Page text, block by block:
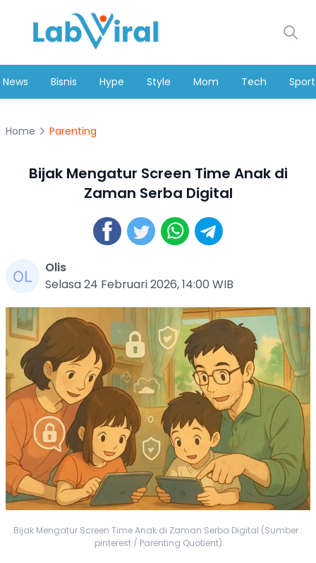
News Bisnis Hype Style Mom Tech Sport
Home Parenting
Bijak Mengatur Screen Time Anak di
Zaman Serba Digital
Olis
Selasa 24 Februari 2026, 14:00 WIB
Bijak Mengatur Screen Time Anak di Zaman Serba Digital (Sumber :
pinterest / Parenting Quotient)